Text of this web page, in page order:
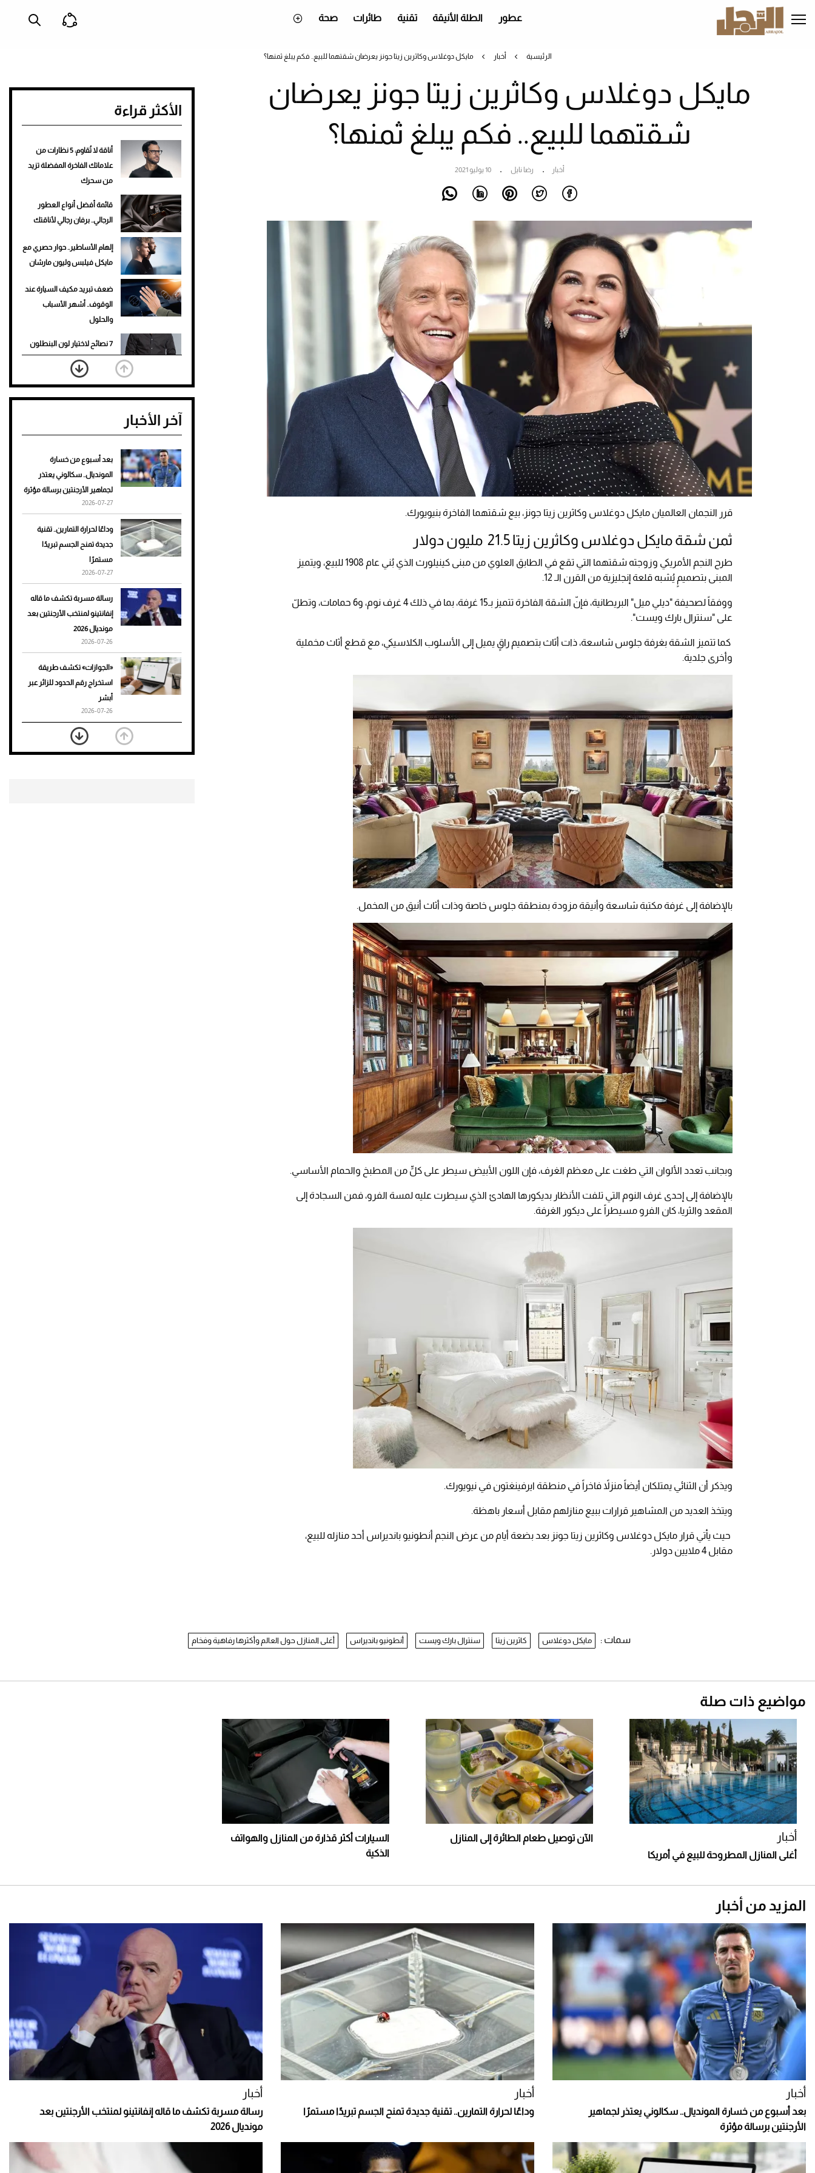
إلى
المحتوى
عطور الطلة الأنيقة تقنية طائرات صحة
الرئيسية أخبار مايكل دوغلاس وكاثرين زيتا جونز يعرضان شقتهما للبيع.. فكم يبلغ ثمنها؟
مايكل دوغلاس وكاثرين زيتا جونز يعرضان
شقتهما للبيع.. فكم يبلغ ثمنها؟
أخبار رضا نايل 10 يوليو 2021
قرر النجمان العالميان مايكل دوغلاس وكاثرين زيتا جونز، بيع شقتهما الفاخرة بنيويورك.
ثمن شقة مايكل دوغلاس وكاثرين زيتا 21.5 مليون دولار
طرح النجم الأمريكي وزوجته شقتهما التي تقع في الطابق العلوي من مبنى كينيلورث الذي بُني عام 1908 للبيع، ويتميز
المبنى بتصميمٍ يُشبه قلعة إنجليزية من القرن الـ 12.
ووفقاً لصحيفة "ديلي ميل" البريطانية، فإنّ الشقة الفاخرة تتميز بـ15 غرفة، بما في ذلك 4 غرف نوم، و6 حمامات، وتطلّ
على "سنترال بارك ويست".
كما تتميز الشقة بغرفة جلوس شاسعة، ذات أثاث بتصميم راقٍ يميل إلى الأسلوب الكلاسيكي، مع قطع أثاث مخملية
وأخرى جلدية.
بالإضافة إلى غرفة مكتبة شاسعة وأنيقة مزودة بمنطقة جلوس خاصة وذات أثاث أنيق من المخمل.
وبجانب تعدد الألوان التي طغت على معظم الغرف، فإن اللون الأبيض سيطر على كلٍّ من المطبخ والحمام الأساسي.
بالإضافة إلى إحدى غرف النوم التي تلفت الأنظار بديكورها الهادئ الذي سيطرت عليه لمسة الفرو، فمن السجادة إلى
المقعد والثريا، كان الفرو مسيطراً على ديكور الغرفة.
ويذكر أن الثنائي يمتلكان أيضاً منزلاً فاخراً في منطقة ايرفينغتون في نيويورك.
ويتخذ العديد من المشاهير قرارات ببيع منازلهم مقابل أسعار باهظة.
حيث يأتي قرار مايكل دوغلاس وكاثرين زيتا جونز بعد بضعة أيام من عرض النجم أنطونيو بانديراس أحد منازله للبيع،
مقابل 4 ملايين دولار.
الأكثر قراءة
أناقة لا تُقاوم: 5 نظارات من
علاماتك الفاخرة المفضلة تزيد
من سحرك
قائمة أفضل أنواع العطور
الرجالي.. برفان رجالي لأناقتك
إلهام الأساطير.. حوار حصري مع
مايكل فيلبس وليون مارشان
ضعف تبريد مكيف السيارة عند
الوقوف.. أشهر الأسباب
والحلول
7 نصائح لاختيار لون البنطلون
المناسب للقميص الأسود
نرى المستقبل من خلال
تصميماتنا.. كيف حجزت 1886
تمنحك فخامة استثنائية
هوى الأبطال
أفضل تدريج للشعر الطويل
لإطلالة جريئة وعصرية
للرجال
آخر الأخبار
بعد أسبوع من خسارة
المونديال.. سكالوني يعتذر
لجماهير الأرجنتين برسالة مؤثرة
2026-07-27
وداعًا لحرارة التمارين.. تقنية
جديدة تمنح الجسم تبريدًا
مستمرًا
2026-07-27
رسالة مسربة تكشف ما قاله
إنفانتينو لمنتخب الأرجنتين بعد
مونديال 2026
2026-07-26
«الجوازات» تكشف طريقة
استخراج رقم الحدود للزائر عبر
أبشر
2026-07-26
بعد 7 أشهر من تعرضه لحادث
مروع.. جوشوا يفوز على برينغا
سمات : مايكل دوغلاس كاثرين زيتا سنترال بارك ويست أنطونيو بانديراس أغلى المنازل حول العالم وأكثرها رفاهية وفخام
مواضيع ذات صلة
أخبار
أغلى المنازل المطروحة للبيع في أمريكا
الآن توصيل طعام الطائرة إلى المنازل
السيارات أكثر قذارة من المنازل والهواتف
الذكية
المزيد من أخبار
أخبار
بعد أسبوع من خسارة المونديال.. سكالوني يعتذر لجماهير
الأرجنتين برسالة مؤثرة
أخبار
وداعًا لحرارة التمارين.. تقنية جديدة تمنح الجسم تبريدًا مستمرًا
أخبار
رسالة مسربة تكشف ما قاله إنفانتينو لمنتخب الأرجنتين بعد
مونديال 2026